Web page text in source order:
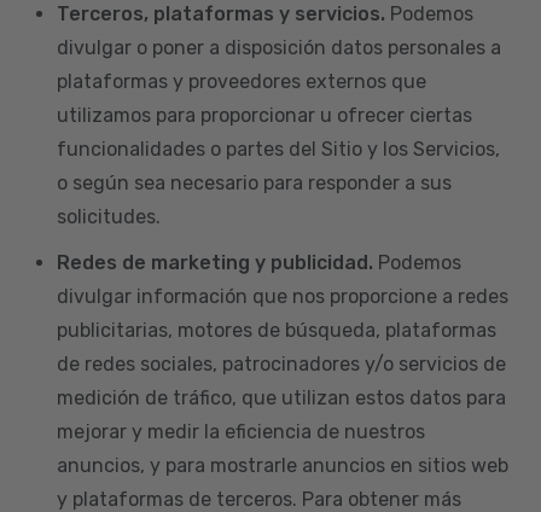
Terceros, plataformas y servicios. Podemos
divulgar o poner a disposición datos personales a
plataformas y proveedores externos que
utilizamos para proporcionar u ofrecer ciertas
funcionalidades o partes del Sitio y los Servicios,
o según sea necesario para responder a sus
solicitudes.
Redes de marketing y publicidad. Podemos
divulgar información que nos proporcione a redes
publicitarias, motores de búsqueda, plataformas
de redes sociales, patrocinadores y/o servicios de
medición de tráfico, que utilizan estos datos para
mejorar y medir la eficiencia de nuestros
anuncios, y para mostrarle anuncios en sitios web
y plataformas de terceros. Para obtener más